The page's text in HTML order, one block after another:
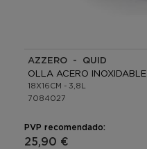
AZZERO - QUID
OLLA ACERO INOXIDABLE
18X16CM - 3,8L
7084027
PVP recomendado:
25,90 €